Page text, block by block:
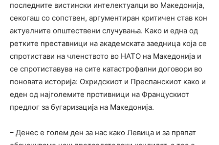
последните вистински интелектуалци во Македонија,
секогаш со сопствен, аргументиран критичен став кон
актуелните општествени случувања. Како и една од
ретките преставници на академската заедница која се
спротистави на членството во НАТО на Македонија и
се спротиставува на сите катастрофални договори во
поновата историја: Охридскиот и Преспанскиот како и
еден од најголемите противници на Францускиот
предлог за бугаризација на Македонија.
– Денес е голем ден за нас како Левица и за првпат